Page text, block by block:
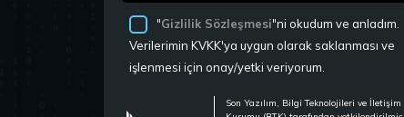
"Gizlilik Sözleşmesi"ni okudum ve anladım.
Verilerimin KVKK'ya uygun olarak saklanması ve
işlenmesi için onay/yetki veriyorum.
Son Yazılım, Bilgi Teknolojileri ve İletişim